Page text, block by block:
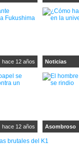
hace 12 años Noticias
hace 12 años Asombroso